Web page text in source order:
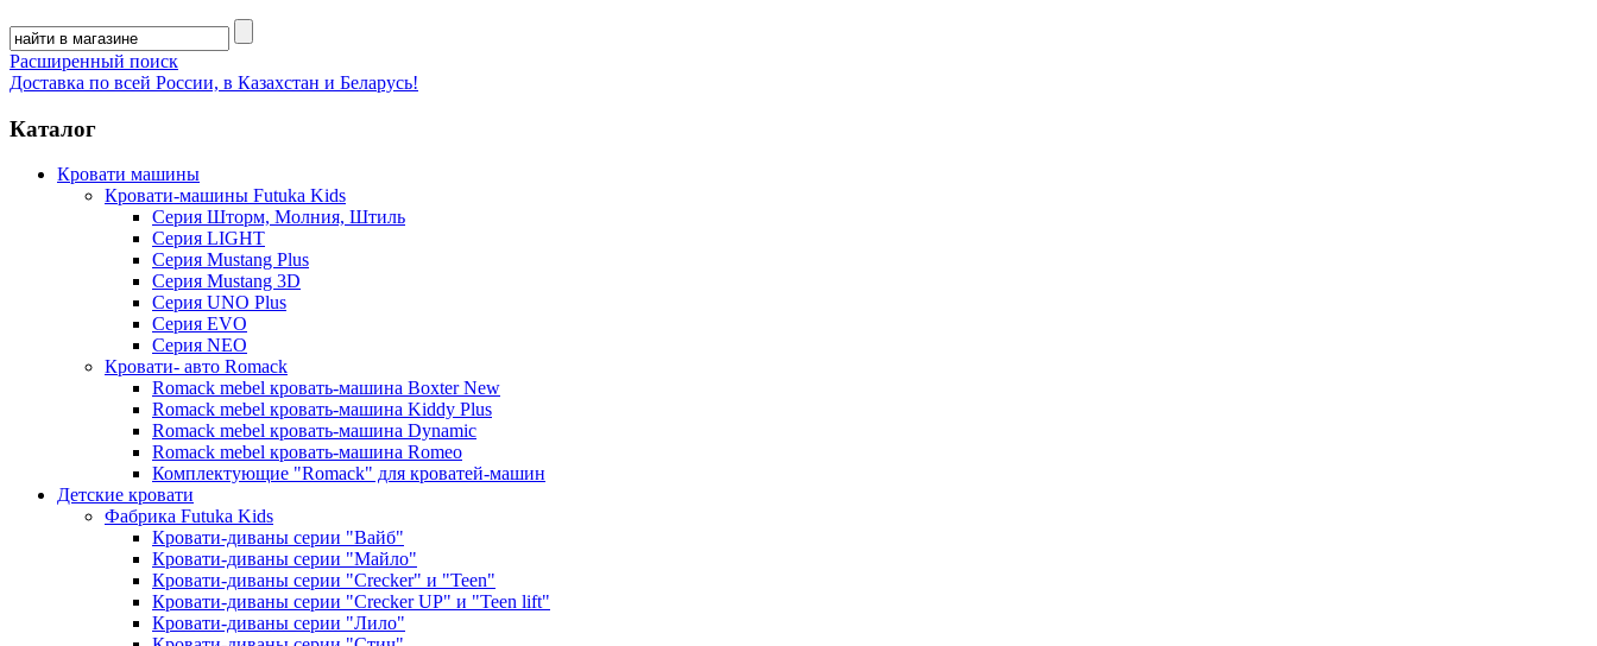
Расширенный поиск
Доставка по всей России, в Казахстан и Беларусь!
Каталог
Кровати машины
Кровати-машины Futuka Kids
Серия Шторм, Молния, Штиль
Серия LIGHT
Серия Mustang Plus
Серия Mustang 3D
Серия UNO Plus
Серия EVO
Серия NEO
Кровати- авто Romack
Romack mebel кровать-машина Boxter New
Romack mebel кровать-машина Kiddy Plus
Romack mebel кровать-машина Dynamic
Romack mebel кровать-машина Romeo
Комплектующие "Romack" для кроватей-машин
Детские кровати
Фабрика Futuka Kids
Кровати-диваны серии "Вайб"
Кровати-диваны серии "Майло"
Кровати-диваны серии "Creсker" и "Teen"
Кровати-диваны серии "Creсker UP" и "Teen lift"
Кровати-диваны серии "Лило"